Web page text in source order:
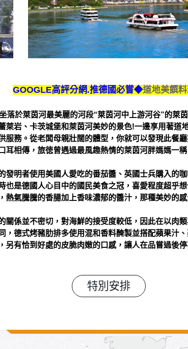
GOOGLE高評分網.推德國必嘗◆道地美饌
落於萊茵河最美麗的河段“萊茵河中上游河谷”的萊
萊岩、卡茨城堡和萊茵河美妙的景色!一邊享用著道
服務。從老闆母親壯闊的體型，你就可以發現此餐
耳相傳，旅徳曾遇過最風趣熱情的萊茵河胖媽媽一稱
發明者使用美國人愛吃的番茄醬、英國士兵購入的
也是德國人心目中的國民美食之冠，喜愛程度超乎
熱氣騰騰的香腸加上香味濃郁的醬汁，那種美妙的
關係並不密切，對海鮮的接受度較低，因此在以肉
，德式烤豬肋排多使用混和香料醃製並搭配蘋果汁
另有恰到好處的皮脆肉嫩的口感，讓人在品嘗過後
特別安排